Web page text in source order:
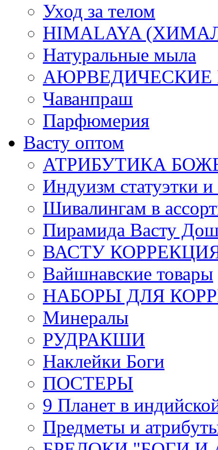
Уход за телом
HIMALAYA
Натуральные мыла
Чаванпраш
Парфюмерия
Васту оптом
АТРИБУТИКА
Индуизм статуэтки
Шивалингам в
Пирамида Васту
ВАСТУ
Вайшнавские товары
НАБОРЫ ДЛЯ
Минералы
РУДРАКШИ
Наклейки Боги
ПОСТЕРЫ
9 Планет в
Предметы и